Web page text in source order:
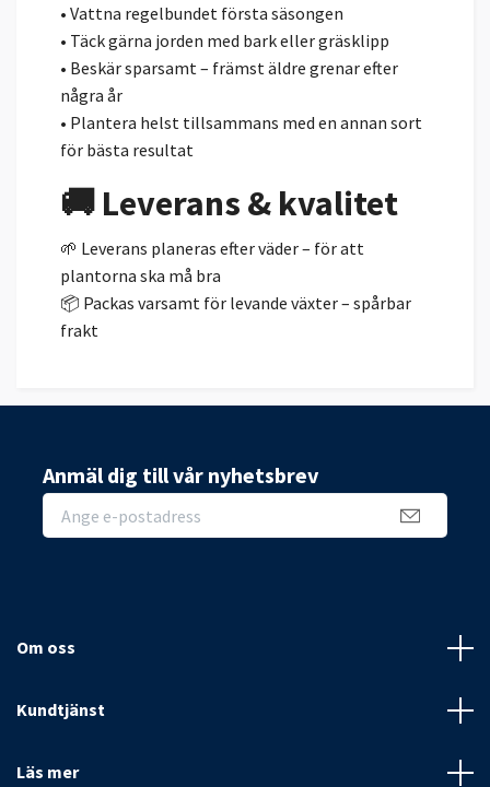
• Vattna regelbundet första säsongen
• Täck gärna jorden med bark eller gräsklipp
• Beskär sparsamt – främst äldre grenar efter
några år
• Plantera helst tillsammans med en annan sort
för bästa resultat
🚚 Leverans & kvalitet
🌱 Leverans planeras efter väder – för att
plantorna ska må bra
📦 Packas varsamt för levande växter – spårbar
frakt
Anmäl dig till vår nyhetsbrev
Om oss
Kundtjänst
Läs mer